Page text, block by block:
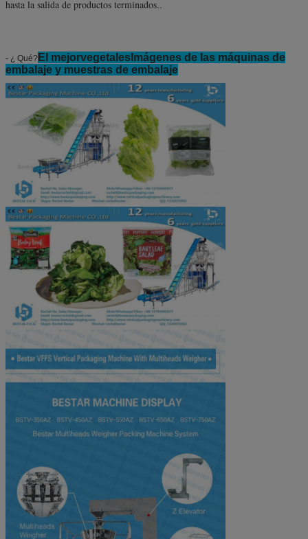
hasta la salida de productos terminados..
- ¿ Qué? El mejorvegetales Imágenes de las máquinas de
embalaje y muestras de embalaje